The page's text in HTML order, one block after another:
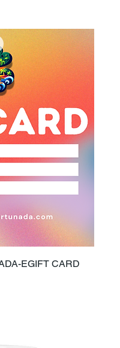
EGIFT CARD